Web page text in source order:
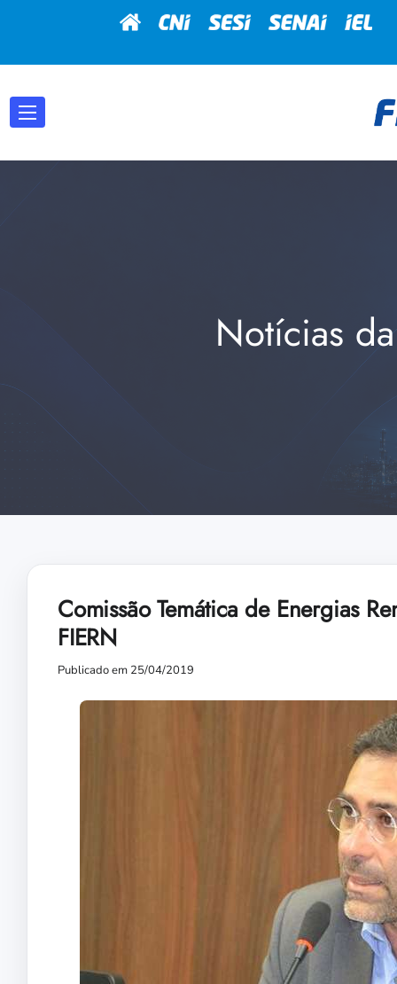
Notícias
Comissão Temática de Energias
FIERN
Publicado em 25/04/2019